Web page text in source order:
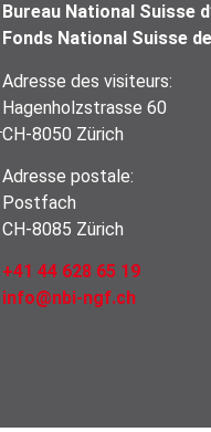
Bureau National Suisse
Fonds National Suisse
Adresse des visiteurs:
Hagenholzstrasse 60
CH-8050 Zürich
Adresse postale:
Postfach
CH-8085 Zürich
+41 44 628 65 19
info@nbi-ngf.ch